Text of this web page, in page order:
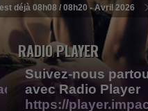
est déjà 08h08 / 08h20 - Avril 2026
RADIO PLAYER
Suivez-nous
avec Radio Player
https://